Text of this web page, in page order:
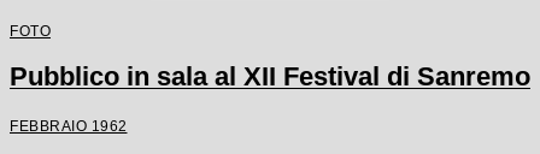
FOTO
Pubblico in sala al XII Festival di Sanremo
FEBBRAIO 1962